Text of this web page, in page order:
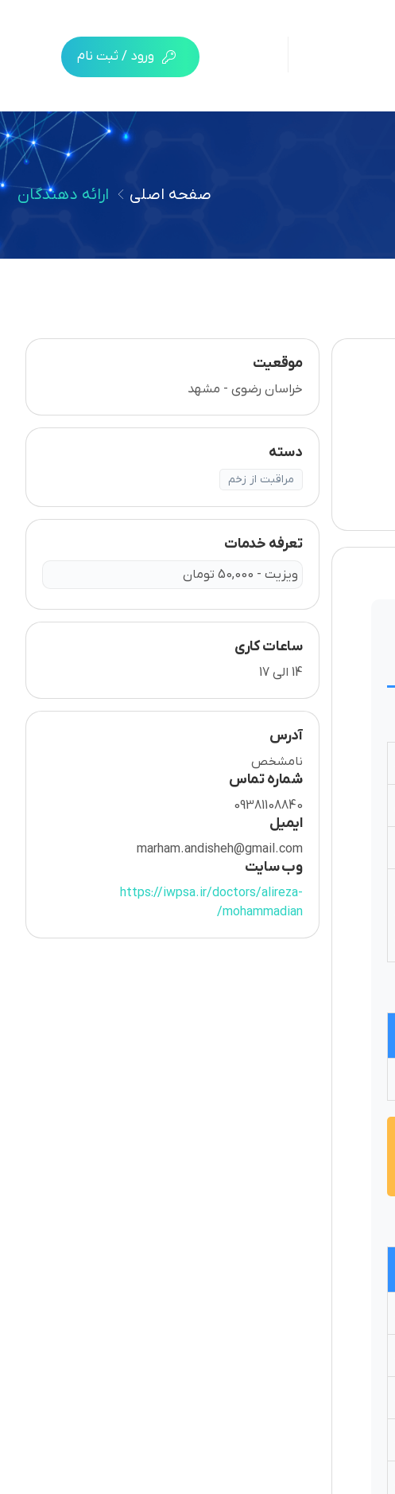
ورود / ثبت نام
صفحه اصلی ارائه دهندگان
موقعیت
خراسان رضوی - مشهد
دسته
مراقبت از زخم
تعرفه خدمات
ویزیت - 50,000 تومان
ساعات کاری
14 الی 17
آدرس
نامشخص
شماره تماس
09381108840
ایمیل
marham.andisheh@gmail.com
وب سایت
https://iwpsa.ir/doctors/alireza-
mohammadian/